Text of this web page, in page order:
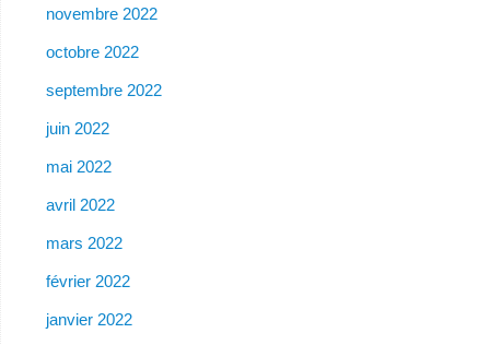
novembre 2022
octobre 2022
septembre 2022
juin 2022
mai 2022
avril 2022
mars 2022
février 2022
janvier 2022